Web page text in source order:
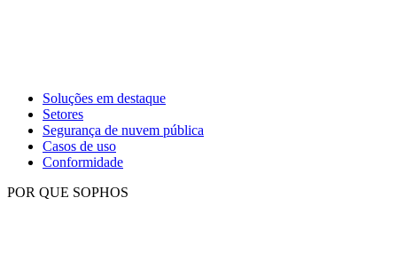
Soluções em destaque
Setores
Segurança de nuvem pública
Casos de uso
Conformidade
POR QUE SOPHOS